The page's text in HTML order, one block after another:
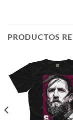
PRODUCTOS